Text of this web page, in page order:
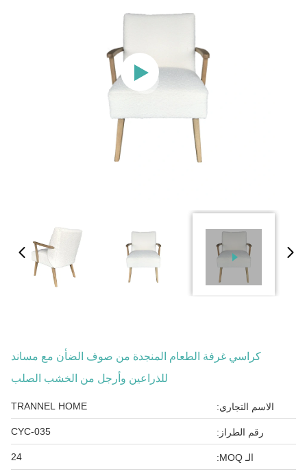
كراسي غرفة الطعام المنجدة من صوف الضأن مع مساند
للذراعين وأرجل من الخشب الصلب
الاسم التجاري: TRANNEL HOME
رقم الطراز: CYC-035
الـ MOQ: 24